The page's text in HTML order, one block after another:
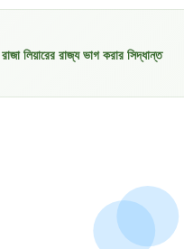
রাজা লিয়ারের রাজ্য ভাগ করার সিদ্ধান্ত